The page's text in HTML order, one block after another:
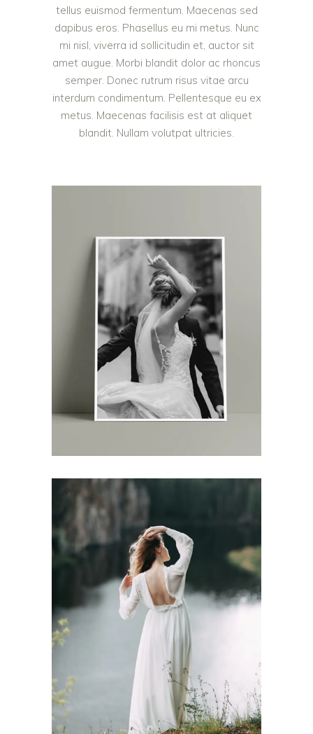
tellus euismod fermentum. Maecenas sed
dapibus eros. Phasellus eu mi metus. Nunc
mi nisl, viverra id sollicitudin et, auctor sit
amet augue. Morbi blandit dolor ac rhoncus
semper. Donec rutrum risus vitae arcu
interdum condimentum. Pellentesque eu ex
metus. Maecenas facilisis est at aliquet
blandit. Nullam volutpat ultricies.